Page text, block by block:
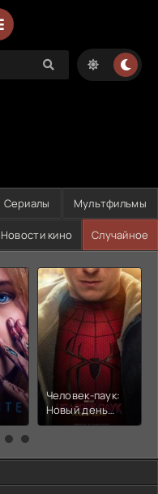
Сериалы Мультфильмы
Новости кино Случайное
Человек-паук:
Новый день
(2026)